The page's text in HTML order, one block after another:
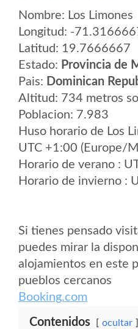
Nombre: Los Limones
Longitud: -
Latitud: 19.7666667
Estado: Provincia de
Pais: Dominican
Altitud: 734 metros
Poblacion: 7.983
Huso horario de Los
UTC +1:00 (Europe/
Horario de verano :
Horario de invierno :
Si tienes pensado
puedes mirar la
alojamientos en este
pueblos cercanos
Booking.com
Contenidos ocultar